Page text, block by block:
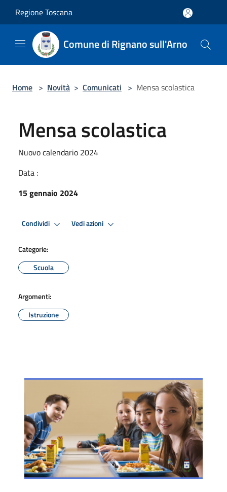
Regione Toscana
Comune di Rignano sull'Arno
Home > Novità > Comunicati > Mensa scolastica
Mensa scolastica
Nuovo calendario 2024
Data :
15 gennaio 2024
Condividi Vedi azioni
Categorie:
Scuola
Argomenti:
Istruzione